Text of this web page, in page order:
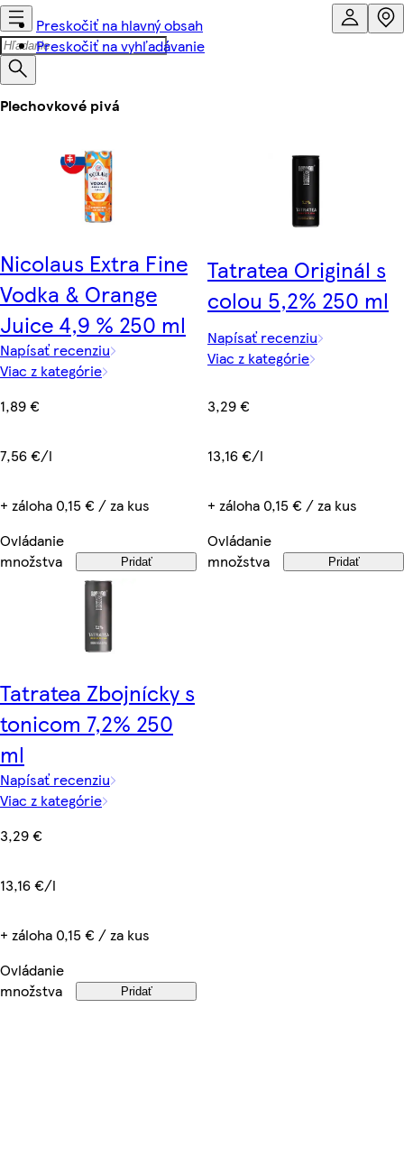
Preskočiť na hlavný obsah
Preskočiť na vyhľadávanie
Plechovkové pivá
Nicolaus Extra Fine
Vodka & Orange
Juice 4,9 % 250 ml
Napísať recenziu
Viac z kategórie
1,89 €
7,56 €/l
+ záloha 0,15 € / za kus
Ovládanie
množstva
Pridať
Tatratea Originál s
colou 5,2% 250 ml
Napísať recenziu
Viac z kategórie
3,29 €
13,16 €/l
+ záloha 0,15 € / za kus
Ovládanie
množstva
Pridať
Tatratea Zbojnícky s
tonicom 7,2% 250
ml
Napísať recenziu
Viac z kategórie
3,29 €
13,16 €/l
+ záloha 0,15 € / za kus
Ovládanie
množstva
Pridať